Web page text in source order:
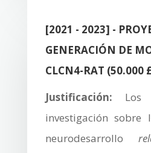
[2021 - 2023] -
GENERACIÓN DE
CLCN4-RAT (50.000
Justificación: Los
investigación sobre
neurodesarrollo